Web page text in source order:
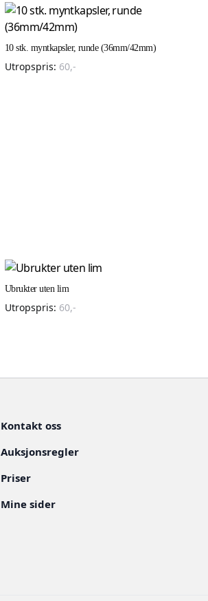
10 stk. myntkapsler, runde (36mm/42mm)
Utropspris: 60,-
Ubrukter uten lim
Utropspris: 60,-
Kontakt oss
Auksjonsregler
Priser
Mine sider